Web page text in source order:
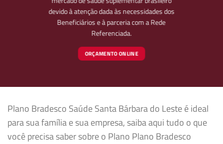
devido à atenção dada às necessidades dos
Beneficiários e à parceria com a Rede
Referenciada.
ORÇAMENTO ONLINE
Plano Bradesco Saúde Santa Bárbara do Leste é ideal
para sua família e sua empresa, saiba aqui tudo o que
você precisa saber sobre o Plano Plano Bradesco